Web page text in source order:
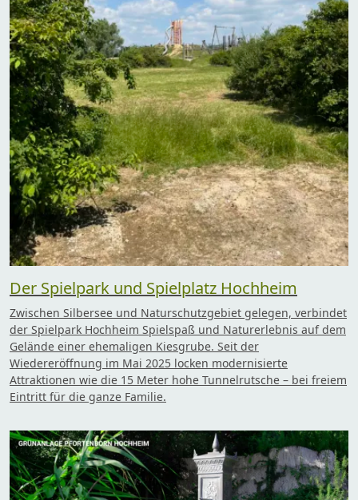
Der Spielpark und Spielplatz Hochheim
Zwischen Silbersee und Naturschutzgebiet gelegen, verbindet
der Spielpark Hochheim Spielspaß und Naturerlebnis auf dem
Gelände einer ehemaligen Kiesgrube. Seit der
Wiedereröffnung im Mai 2025 locken modernisierte
Attraktionen wie die 15 Meter hohe Tunnelrutsche – bei freiem
Eintritt für die ganze Familie.